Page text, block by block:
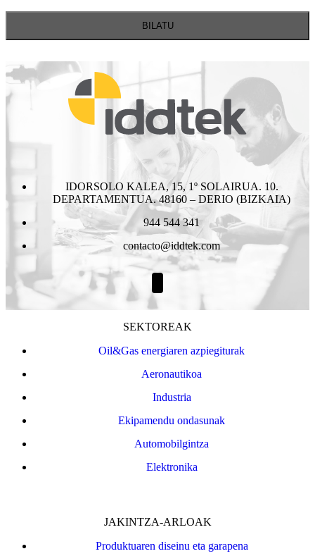
IDORSOLO KALEA, 15, 1º SOLAIRUA. 10.
DEPARTAMENTUA. 48160 – DERIO (BIZKAIA)
944 544 341
contacto@iddtek.com
SEKTOREAK
Oil&Gas energiaren azpiegiturak
Aeronautikoa
Industria
Ekipamendu ondasunak
Automobilgintza
Elektronika
JAKINTZA-ARLOAK
Produktuaren diseinu eta garapena